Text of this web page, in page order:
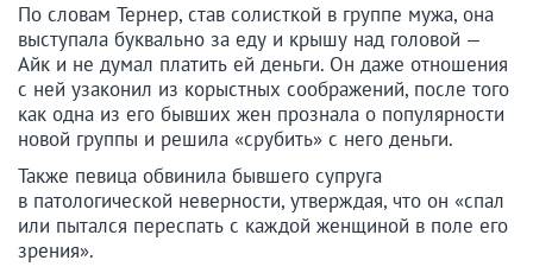
По словам Тернер, став солисткой в группе мужа, она
выступала буквально за еду и крышу над головой —
Айк и не думал платить ей деньги. Он даже отношения
с ней узаконил из корыстных соображений, после того
как одна из его бывших жен прознала о популярности
новой группы и решила «срубить» с него деньги.
Также певица обвинила бывшего супруга
в патологической неверности, утверждая, что он «спал
или пытался переспать с каждой женщиной в поле его
зрения».